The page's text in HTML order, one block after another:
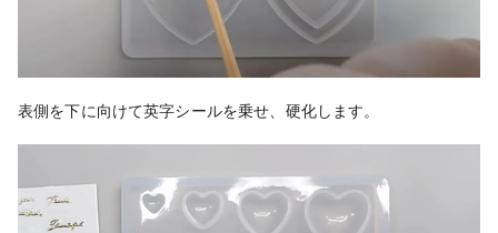
表側を下に向けて英字シールを乗せ、硬化します。